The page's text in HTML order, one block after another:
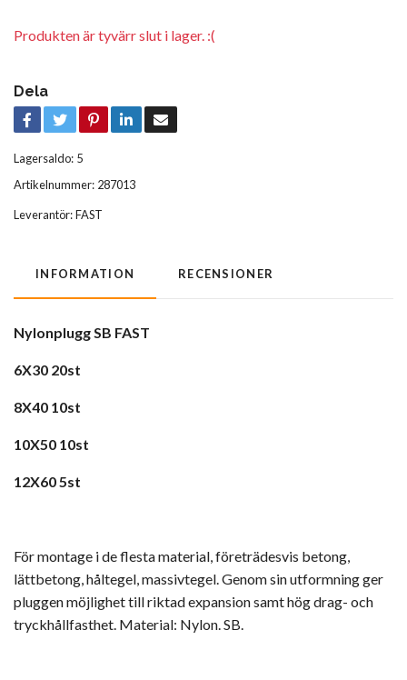
Produkten är tyvärr slut i lager. :(
Dela
Lagersaldo: 5
Artikelnummer: 287013
Leverantör:FAST
INFORMATION RECENSIONER
Nylonplugg SB FAST
6X30 20st
8X40 10st
10X50 10st
12X60 5st
För montage i de flesta material, företrädesvis betong,
lättbetong, håltegel, massivtegel. Genom sin utformning ger
pluggen möjlighet till riktad expansion samt hög drag- och
tryckhållfasthet. Material: Nylon. SB.